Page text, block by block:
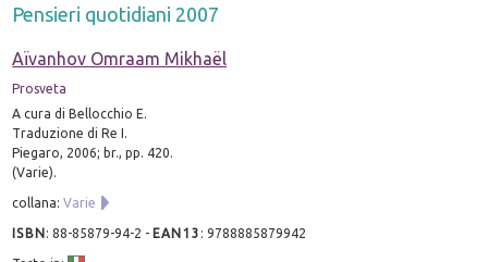
Pensieri quotidiani 2007
Aïvanhov Omraam Mikhaël
Prosveta
A cura di Bellocchio E.
Traduzione di Re I.
Piegaro, 2006; br., pp. 420.
(Varie).
collana:Varie
ISBN:88-85879-94-2 - EAN13 :9788885879942